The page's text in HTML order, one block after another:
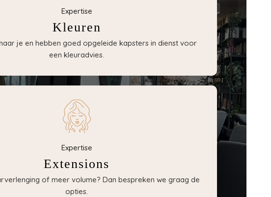
Expertise
Kleuren
je en hebben goed opgeleide kapsters in dienst voor
een kleuradvies.
Expertise
Extensions
of meer volume? Dan bespreken we graag de
opties.